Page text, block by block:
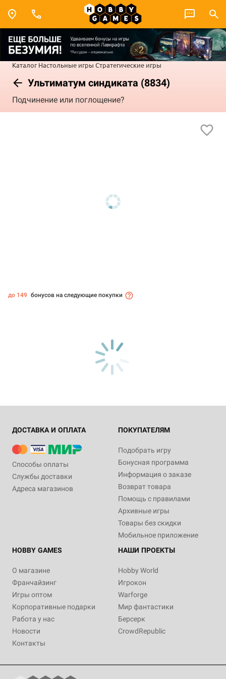
Каталог Настольные игры Стратегические игры
Ультиматум синдиката (8834)
Подчинение или поглощение?
до 149 бонусов на следующие покупки
ДОСТАВКА И ОПЛАТА
Способы оплаты
Службы доставки
Адреса магазинов
ПОКУПАТЕЛЯМ
Подобрать игру
Бонусная программа
Информация о заказе
Возврат товара
Помощь с правилами
Архивные игры
Товары без скидки
Мобильное приложение
HOBBY GAMES
О магазине
Франчайзинг
Игры оптом
Корпоративные подарки
Работа у нас
Новости
Контакты
НАШИ ПРОЕКТЫ
Hobby World
Игрокон
Warforge
Мир фантастики
Берсерк
CrowdRepublic